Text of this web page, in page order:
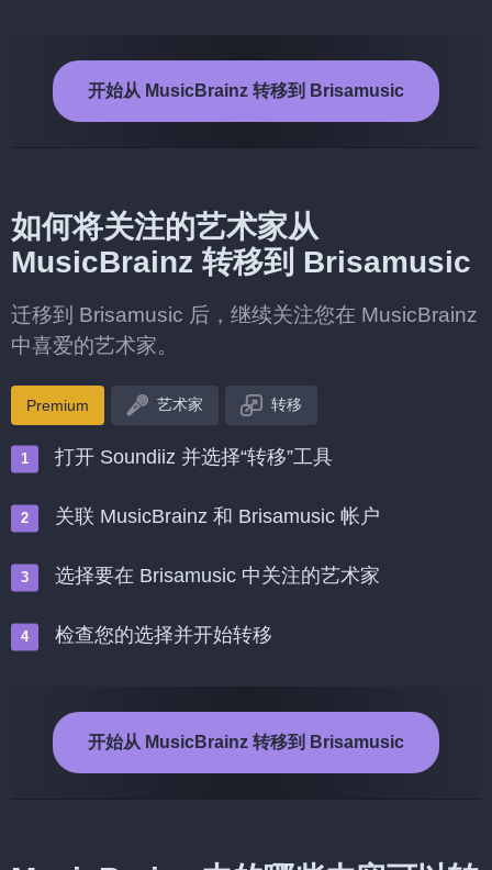
开始从 MusicBrainz 转移到 Brisamusic
如何将关注的艺术家从
MusicBrainz 转移到 Brisamusic
迁移到 Brisamusic 后，继续关注您在 MusicBrainz
中喜爱的艺术家。
Premium 艺术家 转移
打开 Soundiiz 并选择“转移”工具
关联 MusicBrainz 和 Brisamusic 帐户
选择要在 Brisamusic 中关注的艺术家
检查您的选择并开始转移
开始从 MusicBrainz 转移到 Brisamusic